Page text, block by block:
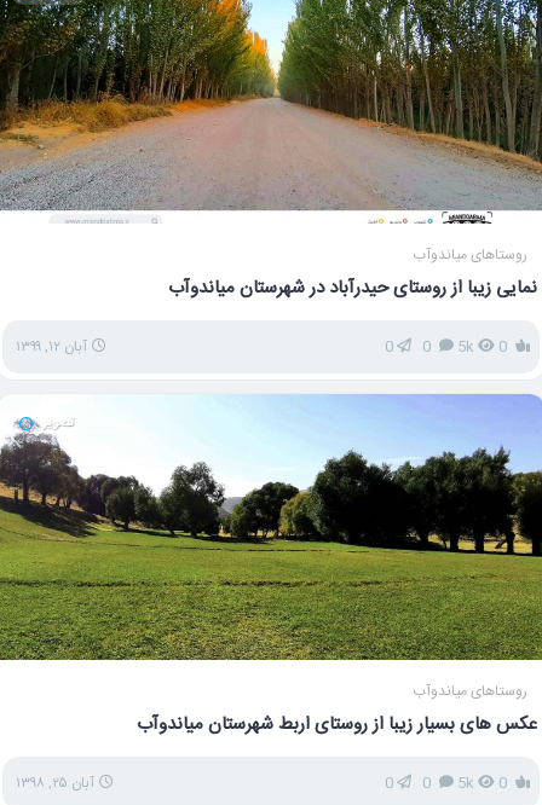
روستاهای میاندوآب
نمایی زیبا از روستای حیدرآباد در شهرستان میاندوآب
5k
0 آبان ۱۲, ۱۳۹۹
تصویر
روستاهای میاندوآب
عکس های بسیار زیبا از روستای اربط شهرستان میاندوآب
5k
0 آبان ۲۵, ۱۳۹۸